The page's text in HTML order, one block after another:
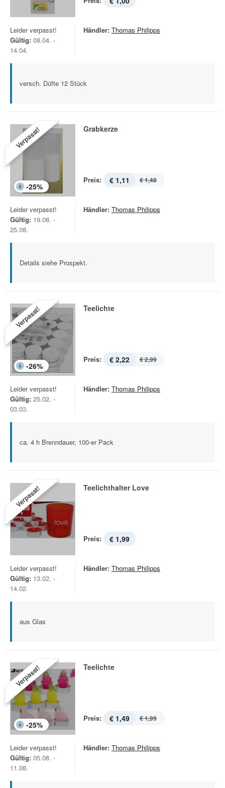
Leider verpasst!
Gültig: 08.04. -
14.04.
Händler: Thomas Philipps
versch. Düfte 12 Stück
Verpasst!
-25%
Grabkerze
Preis: € 1,11 € 1,48
Leider verpasst!
Gültig: 19.08. -
25.08.
Händler: Thomas Philipps
Details siehe Prospekt.
Verpasst!
-26%
Teelichte
Preis: € 2,22 € 2,99
Leider verpasst!
Gültig: 25.02. -
03.03.
Händler: Thomas Philipps
ca. 4 h Brenndauer, 100-er Pack
Verpasst! Teelichthalter Love
Preis: € 1,99
Leider verpasst!
Gültig: 13.02. -
14.02.
Händler: Thomas Philipps
aus Glas
Verpasst!
-25%
Teelichte
Preis: € 1,49 € 1,99
Leider verpasst!
Gültig: 05.08. -
11.08.
Händler: Thomas Philipps